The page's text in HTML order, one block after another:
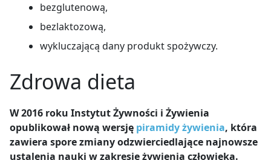
bezglutenową,
bezlaktozową,
wykluczającą dany produkt spożywczy.
Zdrowa dieta
W 2016 roku Instytut Żywności i Żywienia
opublikował nową wersję piramidy żywienia, która
zawiera spore zmiany odzwierciedlające najnowsze
ustalenia nauki w zakresie żywienia człowieka.